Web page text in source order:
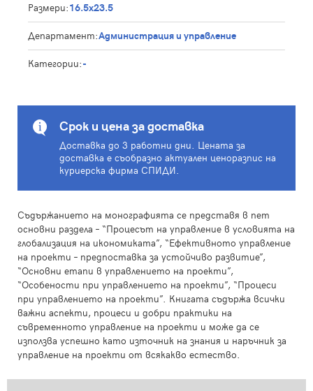
Размери:16.5x23.5
Департамент:Администрация и управление
Категории:-
Срок и цена за доставка
Доставка до 3 работни дни. Цената за
доставка е съобразно актуален ценоразпис на
куриерска фирма СПИДИ.
Съдържанието на монографията се представя в пет
основни раздела – “Процесът на управление в условията на
глобализация на икономиката”, “Ефективното управление
на проекти – предпоставка за устойчиво развитие”,
“Основни етапи в управлението на проекти”,
“Особености при управлението на проекти”, “Процеси
при управлението на проекти”. Книгата съдържа всички
важни аспекти, процеси и добри практики на
съвременното управление на проекти и може да се
използва успешно като източник на знания и наръчник за
управление на проекти от всякакво естество.